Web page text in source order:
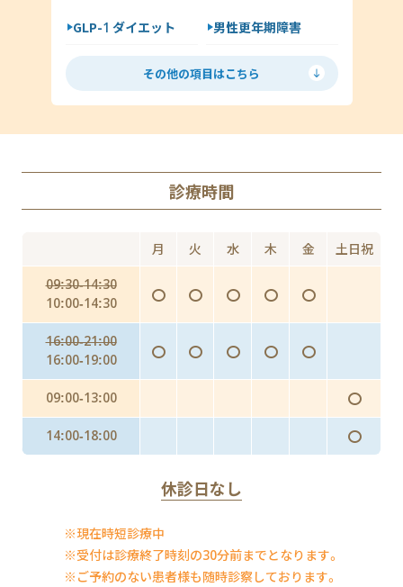
尖圭コンジローマ
マイコプラズマ・ウレアプラズマ
GLP-1 ダイエット
男性更年期障害
低用量ピル
ミニピル
月経移動
アフターピル
Doxy PEP（ドキシペップ）
インフルエンザ予防投与（予防内服）
インフルエンザワクチンの予防接種
その他の項目はこちら
診療時間
月 火 水 木 金 土日祝
09:30-14:30
10:00-14:30
〇 〇 〇 〇 〇
16:00-21:00
16:00-19:00
〇 〇 〇 〇 〇
09:00-13:00 〇
14:00-18:00 〇
休診日なし
※現在時短診療中
※受付は診療終了時刻の30分前までとなります。
※ご予約のない患者様も随時診察しております。